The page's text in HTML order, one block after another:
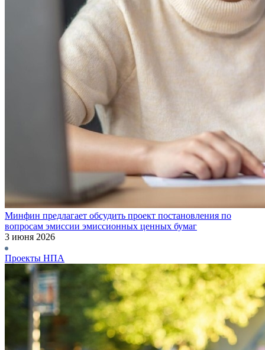
Минфин предлагает обсудить проект постановления по
вопросам эмиссии эмиссионных ценных бумаг
3 июня 2026
Проекты НПА